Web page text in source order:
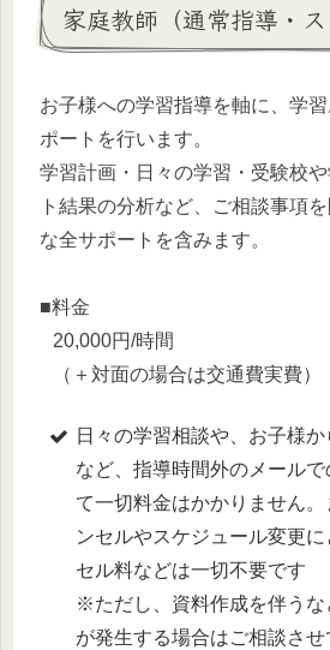
家庭教師（通常指導・ス
お子様への学習指導を軸に、学
ポートを行います。
学習計画・日々の学習・受験校
ト結果の分析など、ご相談事項
な全サポートを含みます。
■料金
20,000円/時間
（＋対面の場合は交通費実費）
日々の学習相談や、お子様
など、指導時間外のメール
て一切料金はかかりません
ンセルやスケジュール変更
セル料などは一切不要です
※ただし、資料作成を伴うな
が発生する場合はご相談さ